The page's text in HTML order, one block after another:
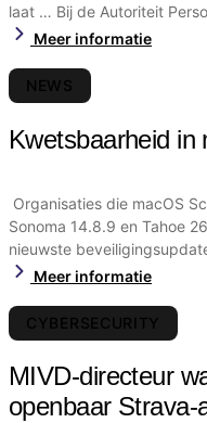
laat … Bij de Autoriteit
binnengekomen over het
Meer informatie
NEWS
Kwetsbaarheid
Organisaties die macOS
Sonoma 14.8.9 en Tahoe
nieuwste
is een kwetsbaarheid
Sharing functionaliteit
kunnen verschaffen zonder
daarom om meteen de
macOS Screen Sharing
Tahoe 26.6.1) gebruiken
Meer informatie
CYBERSECURITY
MIVD-directeur
openbaar Strava-